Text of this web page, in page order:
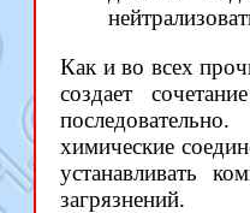
Как и во всех
создает
химические
устанавливать
загрязнений.